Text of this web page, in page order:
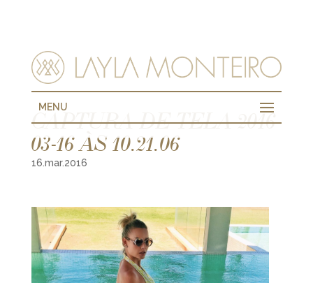
MENU
CAPTURA DE TELA 2016-
03-16 ÀS 10.21.06
16.mar.2016